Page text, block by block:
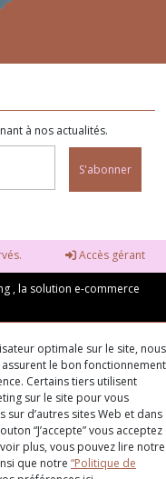
à nos actualités.
S'abonner
Accès gérant
, la solution e-commerce
optimale sur le site, nous
le bon fonctionnement
Certains tiers utilisent
sur le site pour vous
d’autres sites Web et dans
“J’accepte” vous acceptez
plus, vous pouvez lire notre
que notre “Politique de